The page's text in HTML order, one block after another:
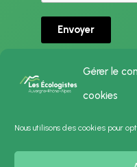
Gérer le
cookies
Nous utilisons des cookies pour
Envoyer
Politique